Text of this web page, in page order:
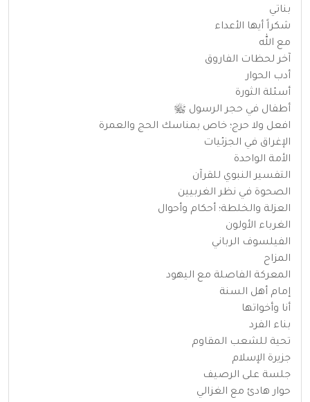
بناتي
شكراً أيها الأعداء
مع الله
آخر لحظات الفاروق
أدب الحوار
أسئلة الثورة
أطفال في حجر الرسول ﷺ
افعل ولا حرج؛ خاص بمناسك الحج والعمرة
الإغراق في الجزئيات
الأمة الواحدة
التفسير النبوي للقرآن
الصحوة في نظر الغربيين
العزلة والخلطة؛ أحكام وأحوال
الغرباء الأولون
الفيلسوف الرباني
المزاح
المعركة الفاصلة مع اليهود
إمام أهل السنة
أنا وأخواتها
بناء الفرد
تحية للشعب المقاوم
جزيرة الإسلام
جلسة على الرصيف
حوار هادئ مع الغزالي